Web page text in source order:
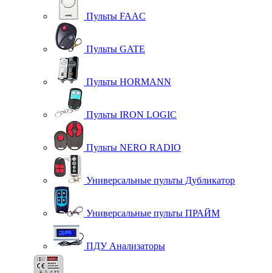
Пульты FAAC
Пульты GATE
Пульты HORMANN
Пульты IRON LOGIC
Пульты NERO RADIO
Универсальные пульты Дубликатор
Универсальные пульты ПРАЙМ
ПДУ Анализаторы